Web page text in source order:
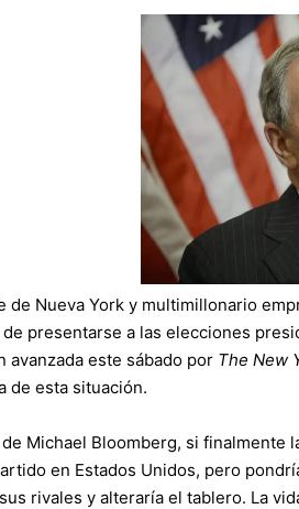
de Nueva York y multimillonario
presentarse a las elecciones
avanzada este sábado por The New
de esta situación.
Michael Bloomberg, si finalmente
en Estados Unidos, pero
rivales y alteraría el tablero. La